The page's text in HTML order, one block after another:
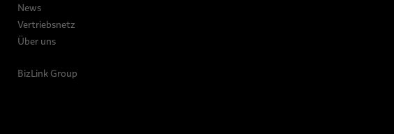
News
Vertriebsnetz
Über uns
BizLink Group